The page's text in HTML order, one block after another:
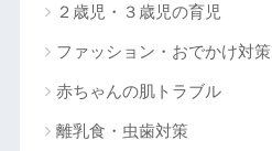
２歳児・３歳児の育児
ファッション・おでかけ対策
赤ちゃんの肌トラブル
離乳食・虫歯対策